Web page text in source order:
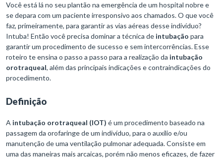
Você está lá no seu plantão na emergência de um hospital nobre e
se depara com um paciente irresponsivo aos chamados. O que você
faz, primeiramente, para garantir as vias aéreas desse indivíduo?
Intuba! Então você precisa dominar a técnica de intubação para
garantir um procedimento de sucesso e sem intercorrências. Esse
roteiro te ensina o passo a passo para a realização da intubação
orotraqueal, além das principais indicações e contraindicações do
procedimento.
Definição
A intubação orotraqueal (IOT) é um procedimento baseado na
passagem da orofaringe de um indivíduo, para o auxílio e/ou
manutenção de uma ventilação pulmonar adequada. Consiste em
uma das maneiras mais arcaicas, porém não menos eficazes, de fazer